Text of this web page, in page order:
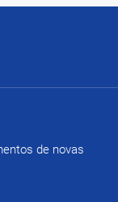
de novas